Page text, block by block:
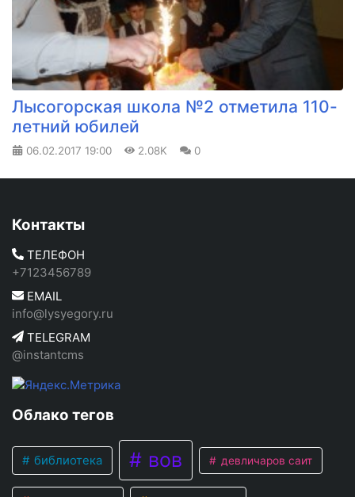
Лысогорская школа №2 отметила 110-
летний юбилей
06.02.2017 19:00 2.08K 0
Контакты
ТЕЛЕФОН
+7123456789
EMAIL
info@lysyegory.ru
TELEGRAM
@instantcms
Облако тегов
библиотека вов девличаров саит